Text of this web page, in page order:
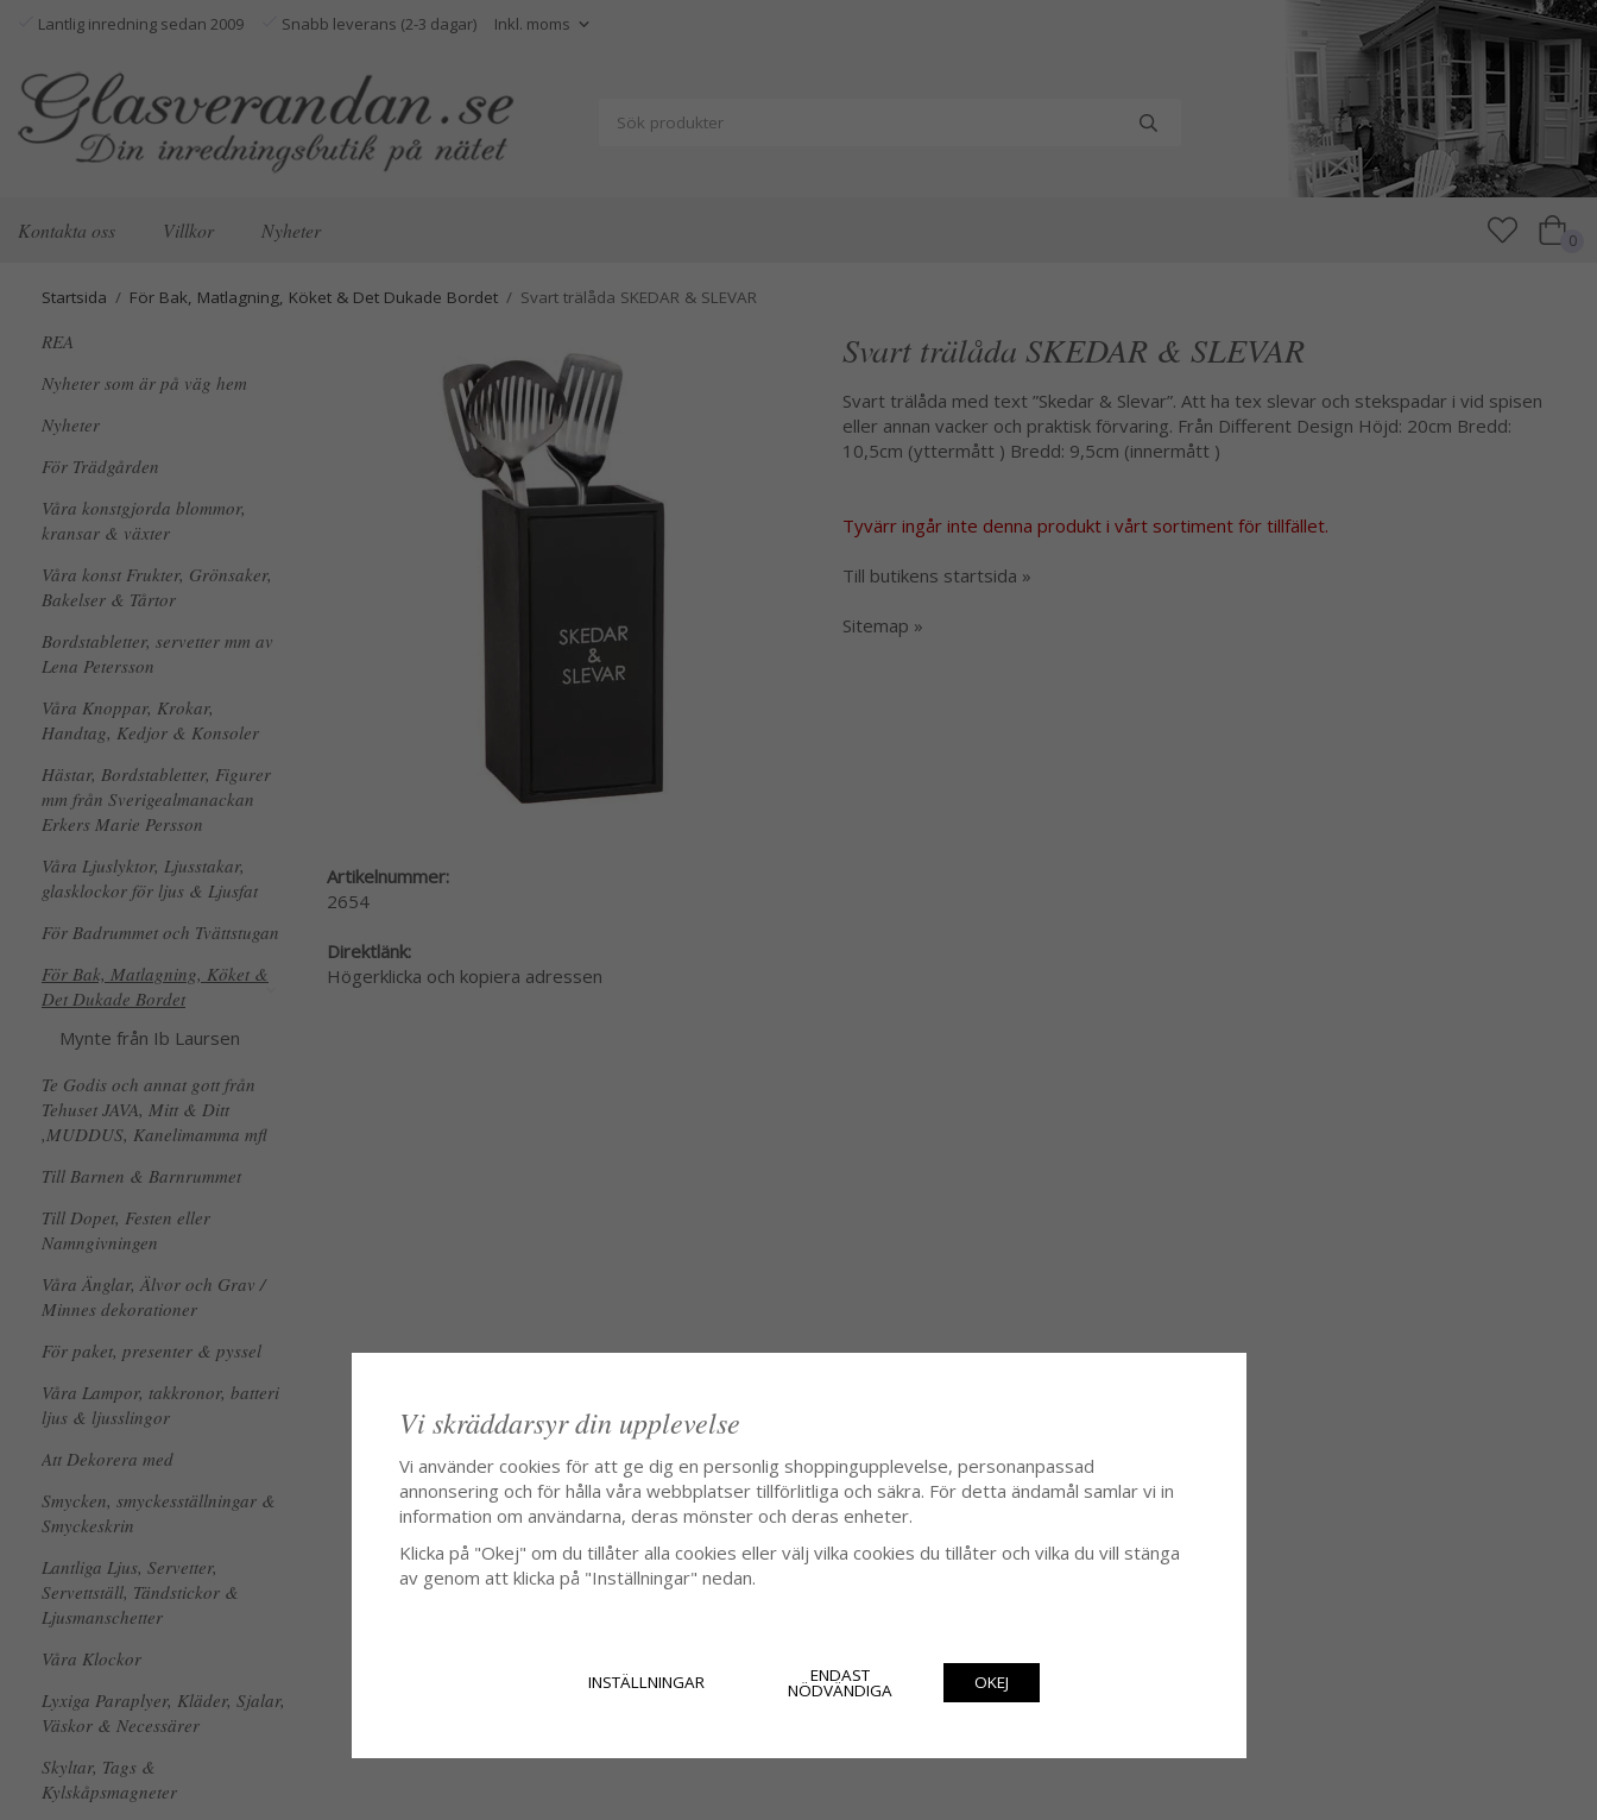
Lantlig inredning sedan 2009 Snabb leverans (2-3 dagar)
Kontakta oss Villkor Nyheter 0
Startsida / För Bak, Matlagning, Köket & Det Dukade Bordet / Svart trälåda SKEDAR & SLEVAR
REA
Nyheter som är på väg hem
Nyheter
För Trädgården
Våra konstgjorda blommor,
kransar & växter
Våra konst Frukter, Grönsaker,
Bakelser & Tårtor
Bordstabletter, servetter mm av
Lena Petersson
Våra Knoppar, Krokar,
Handtag, Kedjor & Konsoler
Hästar, Bordstabletter, Figurer
mm från Sverigealmanackan
Erkers Marie Persson
Våra Ljuslyktor, Ljusstakar,
glasklockor för ljus & Ljusfat
För Badrummet och Tvättstugan
För Bak, Matlagning, Köket &
Det Dukade Bordet
Mynte från Ib Laursen
Te Godis och annat gott från
Tehuset JAVA, Mitt & Ditt
,MUDDUS, Kanelimamma mfl
Till Barnen & Barnrummet
Till Dopet, Festen eller
Namngivningen
Våra Änglar, Älvor och Grav /
Minnes dekorationer
För paket, presenter & pyssel
Våra Lampor, takkronor, batteri
ljus & ljusslingor
Att Dekorera med
Smycken, smyckesställningar &
Smyckeskrin
Lantliga Ljus, Servetter,
Servettställ, Tändstickor &
Ljusmanschetter
Våra Klockor
Lyxiga Paraplyer, Kläder, Sjalar,
Väskor & Necessärer
Skyltar, Tags &
Kylskåpsmagneter
Svart trälåda SKEDAR & SLEVAR
Svart trälåda med text ”Skedar & Slevar”. Att ha tex slevar och stekspadar i vid spisen
eller annan vacker och praktisk förvaring. Från Different Design Höjd: 20cm Bredd:
10,5cm (yttermått ) Bredd: 9,5cm (innermått )
Tyvärr ingår inte denna produkt i vårt sortiment för tillfället.
Till butikens startsida »
Sitemap »
Artikelnummer:
2654
Direktlänk:
Högerklicka och kopiera adressen
Vi skräddarsyr din upplevelse
Vi använder cookies för att ge dig en personlig shoppingupplevelse, personanpassad
annonsering och för hålla våra webbplatser tillförlitliga och säkra. För detta ändamål samlar vi in
information om användarna, deras mönster och deras enheter.
Klicka på "Okej" om du tillåter alla cookies eller välj vilka cookies du tillåter och vilka du vill stänga
av genom att klicka på "Inställningar" nedan.
INSTÄLLNINGAR ENDAST
NÖDVÄNDIGA OKEJ